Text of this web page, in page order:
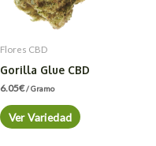
Flores CBD
Gorilla Glue CBD
6.05€/ Gramo
Ver Variedad